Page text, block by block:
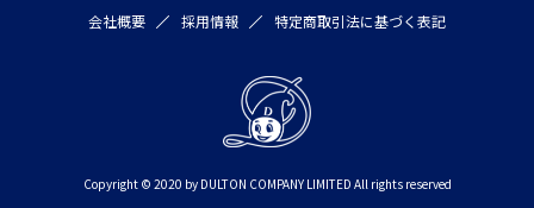
会社概要
採用情報 特定商取引法に基づく表記
Copyright © 2020 by DULTON COMPANY LIMITED All rights reserved